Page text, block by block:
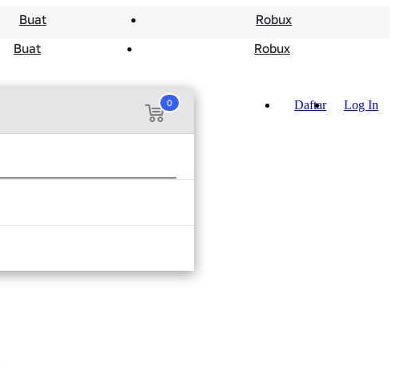
Buat
Robux
Buat Robux
Daftar Log In
0